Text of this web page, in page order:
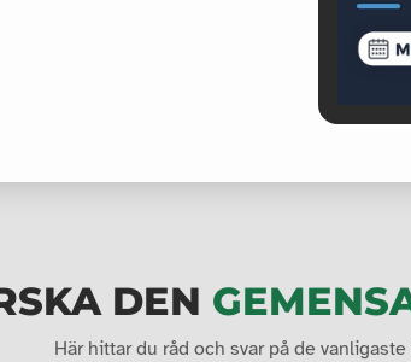
DEN
Här hittar du råd och svar på de vanligaste